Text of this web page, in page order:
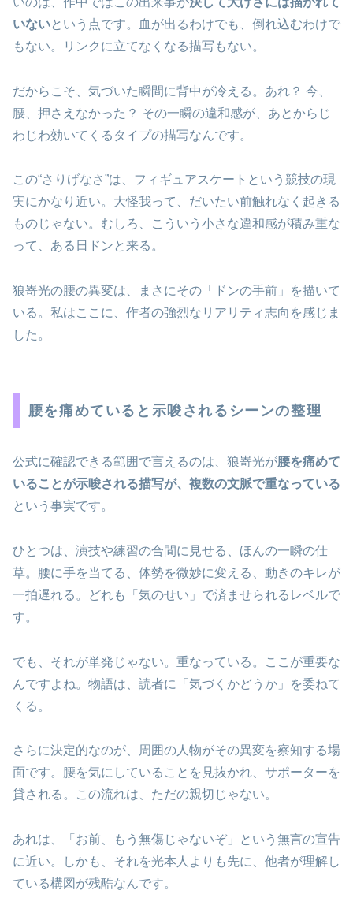
いないという点です。血が出るわけでも、倒れ込むわけで
もない。リンクに立てなくなる描写もない。
だからこそ、気づいた瞬間に背中が冷える。あれ？ 今、
腰、押さえなかった？ その一瞬の違和感が、あとからじ
わじわ効いてくるタイプの描写なんです。
この“さりげなさ”は、フィギュアスケートという競技の現
実にかなり近い。大怪我って、だいたい前触れなく起きる
ものじゃない。むしろ、こういう小さな違和感が積み重な
って、ある日ドンと来る。
狼嵜光の腰の異変は、まさにその「ドンの手前」を描いて
いる。私はここに、作者の強烈なリアリティ志向を感じま
した。
腰を痛めていると示唆されるシーンの整理
公式に確認できる範囲で言えるのは、狼嵜光が腰を痛めて
いることが示唆される描写が、複数の文脈で重なっている
という事実です。
ひとつは、演技や練習の合間に見せる、ほんの一瞬の仕
草。腰に手を当てる、体勢を微妙に変える、動きのキレが
一拍遅れる。どれも「気のせい」で済ませられるレベルで
す。
でも、それが単発じゃない。重なっている。ここが重要な
んですよね。物語は、読者に「気づくかどうか」を委ねて
くる。
さらに決定的なのが、周囲の人物がその異変を察知する場
面です。腰を気にしていることを見抜かれ、サポーターを
貸される。この流れは、ただの親切じゃない。
あれは、「お前、もう無傷じゃないぞ」という無言の宣告
に近い。しかも、それを光本人よりも先に、他者が理解し
ている構図が残酷なんです。